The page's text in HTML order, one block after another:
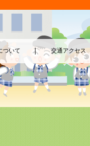
ついて 交通アクセス